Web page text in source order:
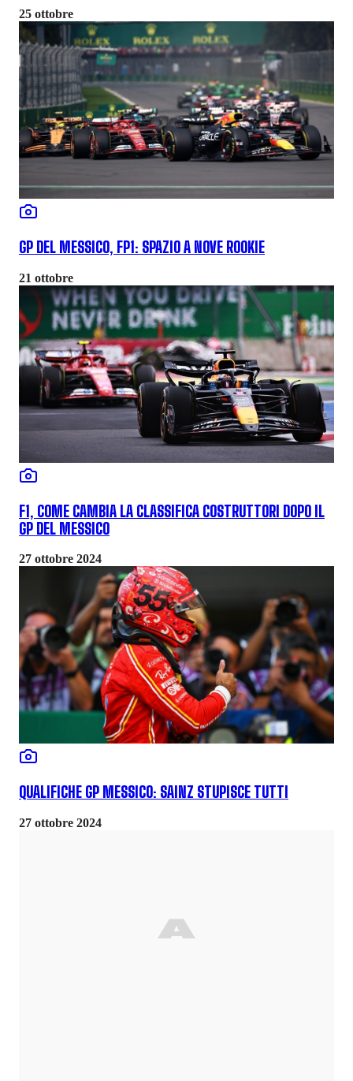
25 ottobre
GP DEL MESSICO, FP1: SPAZIO A NOVE ROOKIE
21 ottobre
F1, COME CAMBIA LA CLASSIFICA COSTRUTTORI DOPO IL
GP DEL MESSICO
27 ottobre 2024
QUALIFICHE GP MESSICO: SAINZ STUPISCE TUTTI
27 ottobre 2024